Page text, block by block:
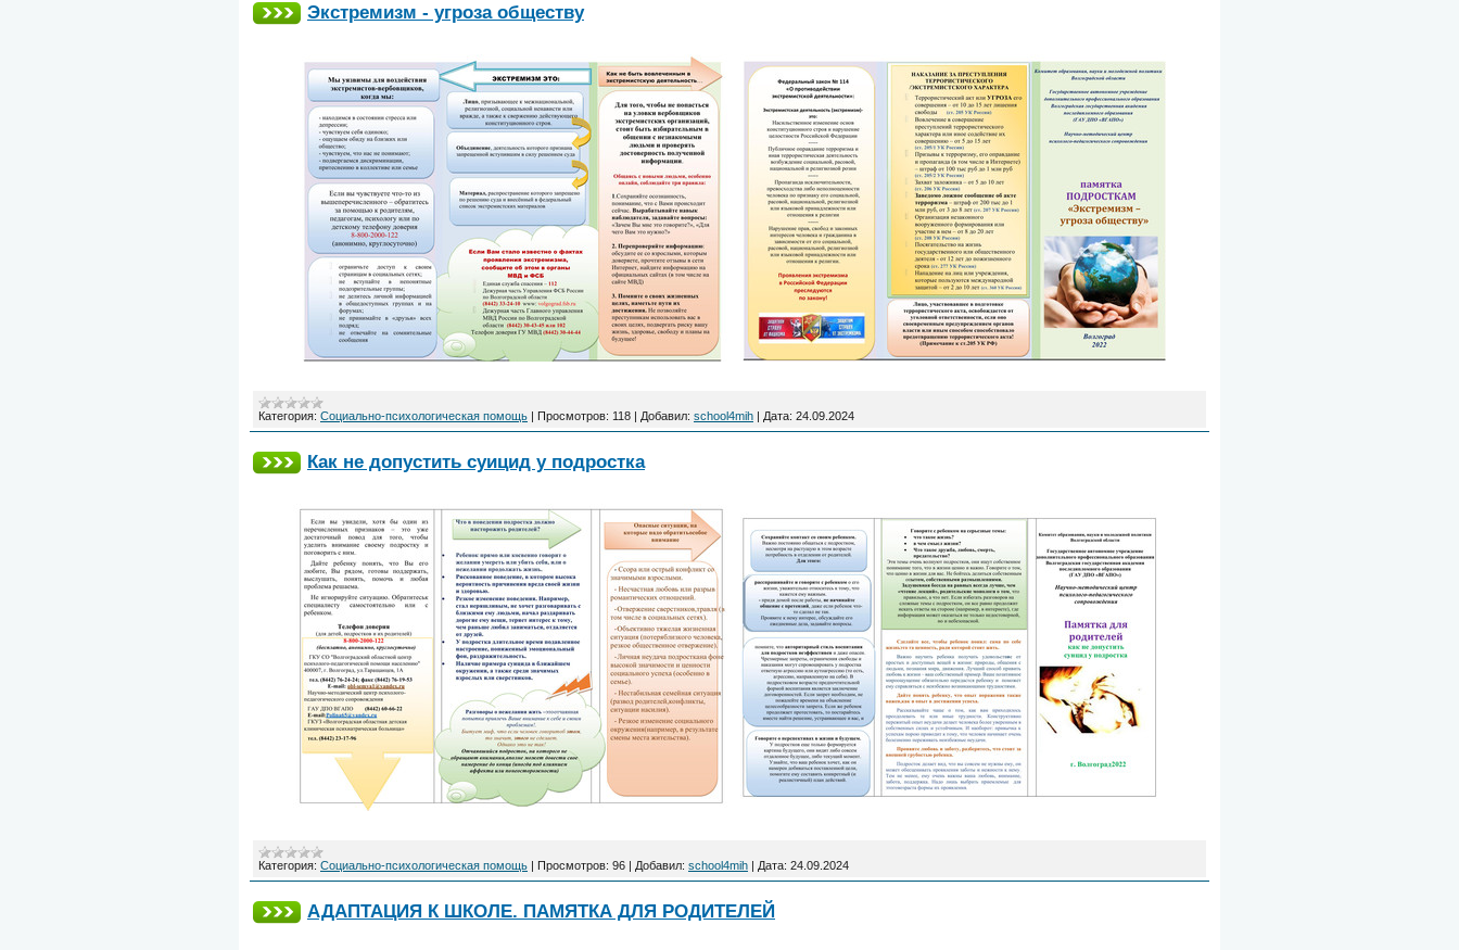
Экстремизм - угроза обществу
Категория: Социально-психологическая помощь | Просмотров: 118 | Добавил: school4mih | Дата: 24.09.2024
Как не допустить суицид у подростка
Категория: Социально-психологическая помощь | Просмотров: 96 | Добавил: school4mih | Дата: 24.09.2024
АДАПТАЦИЯ К ШКОЛЕ. ПАМЯТКА ДЛЯ РОДИТЕЛЕЙ